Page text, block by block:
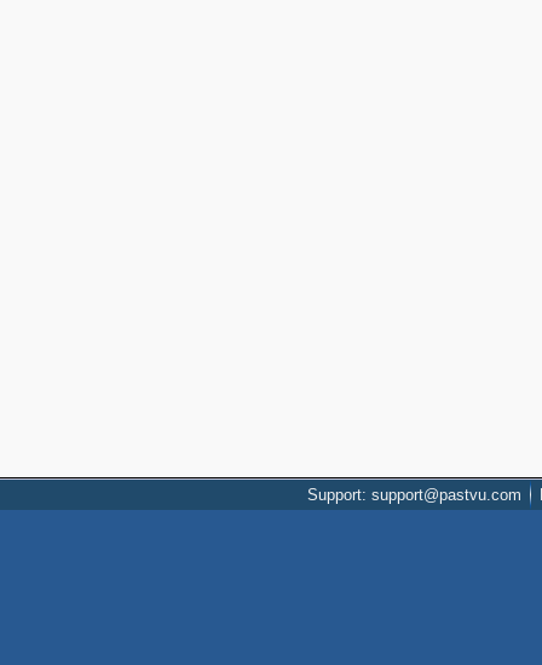
Support: support@pastvu.com